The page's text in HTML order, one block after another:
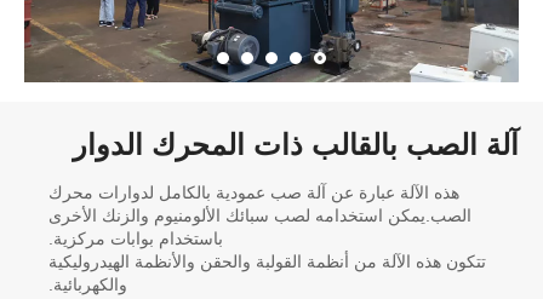
آلة الصب بالقالب ذات المحرك الدوار
هذه الآلة عبارة عن آلة صب عمودية بالكامل لدوارات محرك
الصب.يمكن استخدامه لصب سبائك الألومنيوم والزنك الأخرى
باستخدام بوابات مركزية.
تتكون هذه الآلة من أنظمة القولبة والحقن والأنظمة الهيدروليكية
والكهربائية.